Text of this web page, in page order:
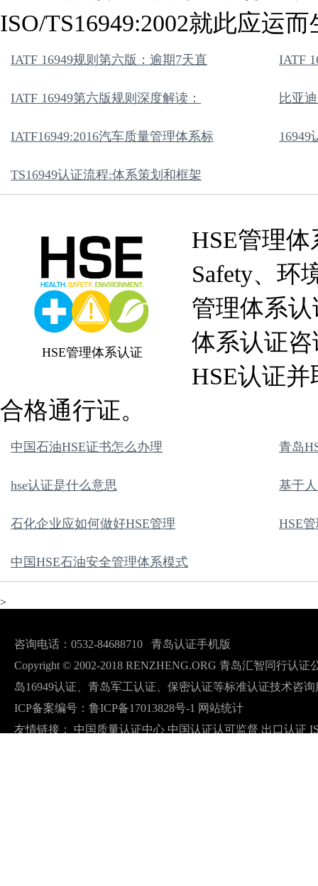
ISO/TS16949:2002就此应运而
IATF 16949规则第六版：逾期7天直 IATF
IATF 16949第六版规则深度解读： 比亚
IATF16949:2016汽车质量管理体系标 16949
TS16949认证流程:体系策划和框架
HSE管理体系认证
HSE管理
Safety、环
管理体系
体系认证
HSE认证
合格通行证。
中国石油HSE证书怎么办理 青岛
hse认证是什么意思 基于
石化企业应如何做好HSE管理 HSE
中国HSE石油安全管理体系模式
>
咨询电话：0532-84688710 青岛认证手机版
Copyright © 2002-2018 RENZHENG.ORG 青岛汇智同行认
岛16949认证、青岛军工认证、保密认证等标准认证技术咨
ICP备案编号： 鲁ICP备17013828号-1 网站统计
友情链接：
中国质量认证中心 中国认证认可监督 出口认证